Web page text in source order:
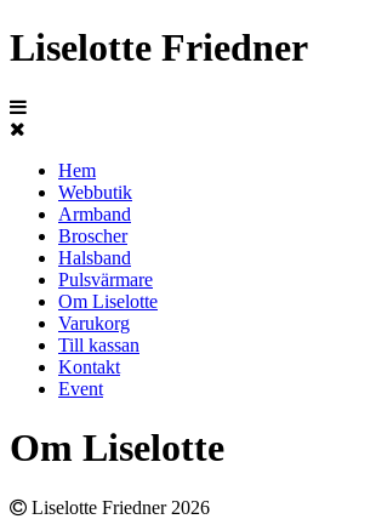
Liselotte Friedner
Hem
Webbutik
Armband
Broscher
Halsband
Pulsvärmare
Om Liselotte
Varukorg
Till kassan
Kontakt
Event
Om Liselotte
Liselotte Friedner 2026